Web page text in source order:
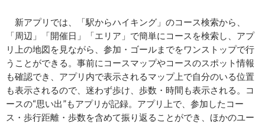
新アプリでは、「駅からハイキング」のコース検索から、
「周辺」「開催日」「エリア」で簡単にコースを検索し、アプ
リ上の地図を見ながら、参加・ゴールまでをワンストップで行
うことができる。事前にコースマップやコースのスポット情報
も確認でき、アプリ内で表示されるマップ上で自分のいる位置
も表示されるので、迷わず歩け、歩数・時間も表示される。コ
ースの“思い出”もアプリが記録。アプリ上で、参加したコー
ス・歩行距離・歩数を含めて振り返ることができ、ほかのユー